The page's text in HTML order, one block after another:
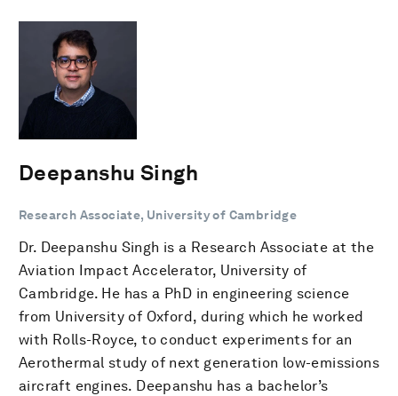
Deepanshu Singh
Research Associate, University of Cambridge
Dr. Deepanshu Singh is a Research Associate at the
Aviation Impact Accelerator, University of
Cambridge. He has a PhD in engineering science
from University of Oxford, during which he worked
with Rolls-Royce, to conduct experiments for an
Aerothermal study of next generation low-emissions
aircraft engines. Deepanshu has a bachelor’s